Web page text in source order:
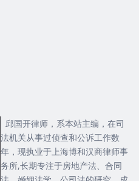
邱国开律师，系本站主编，在司
法机关从事过侦查和公诉工作数
年，现执业于上海博和汉商律师事
务所,长期专注于房地产法、合同